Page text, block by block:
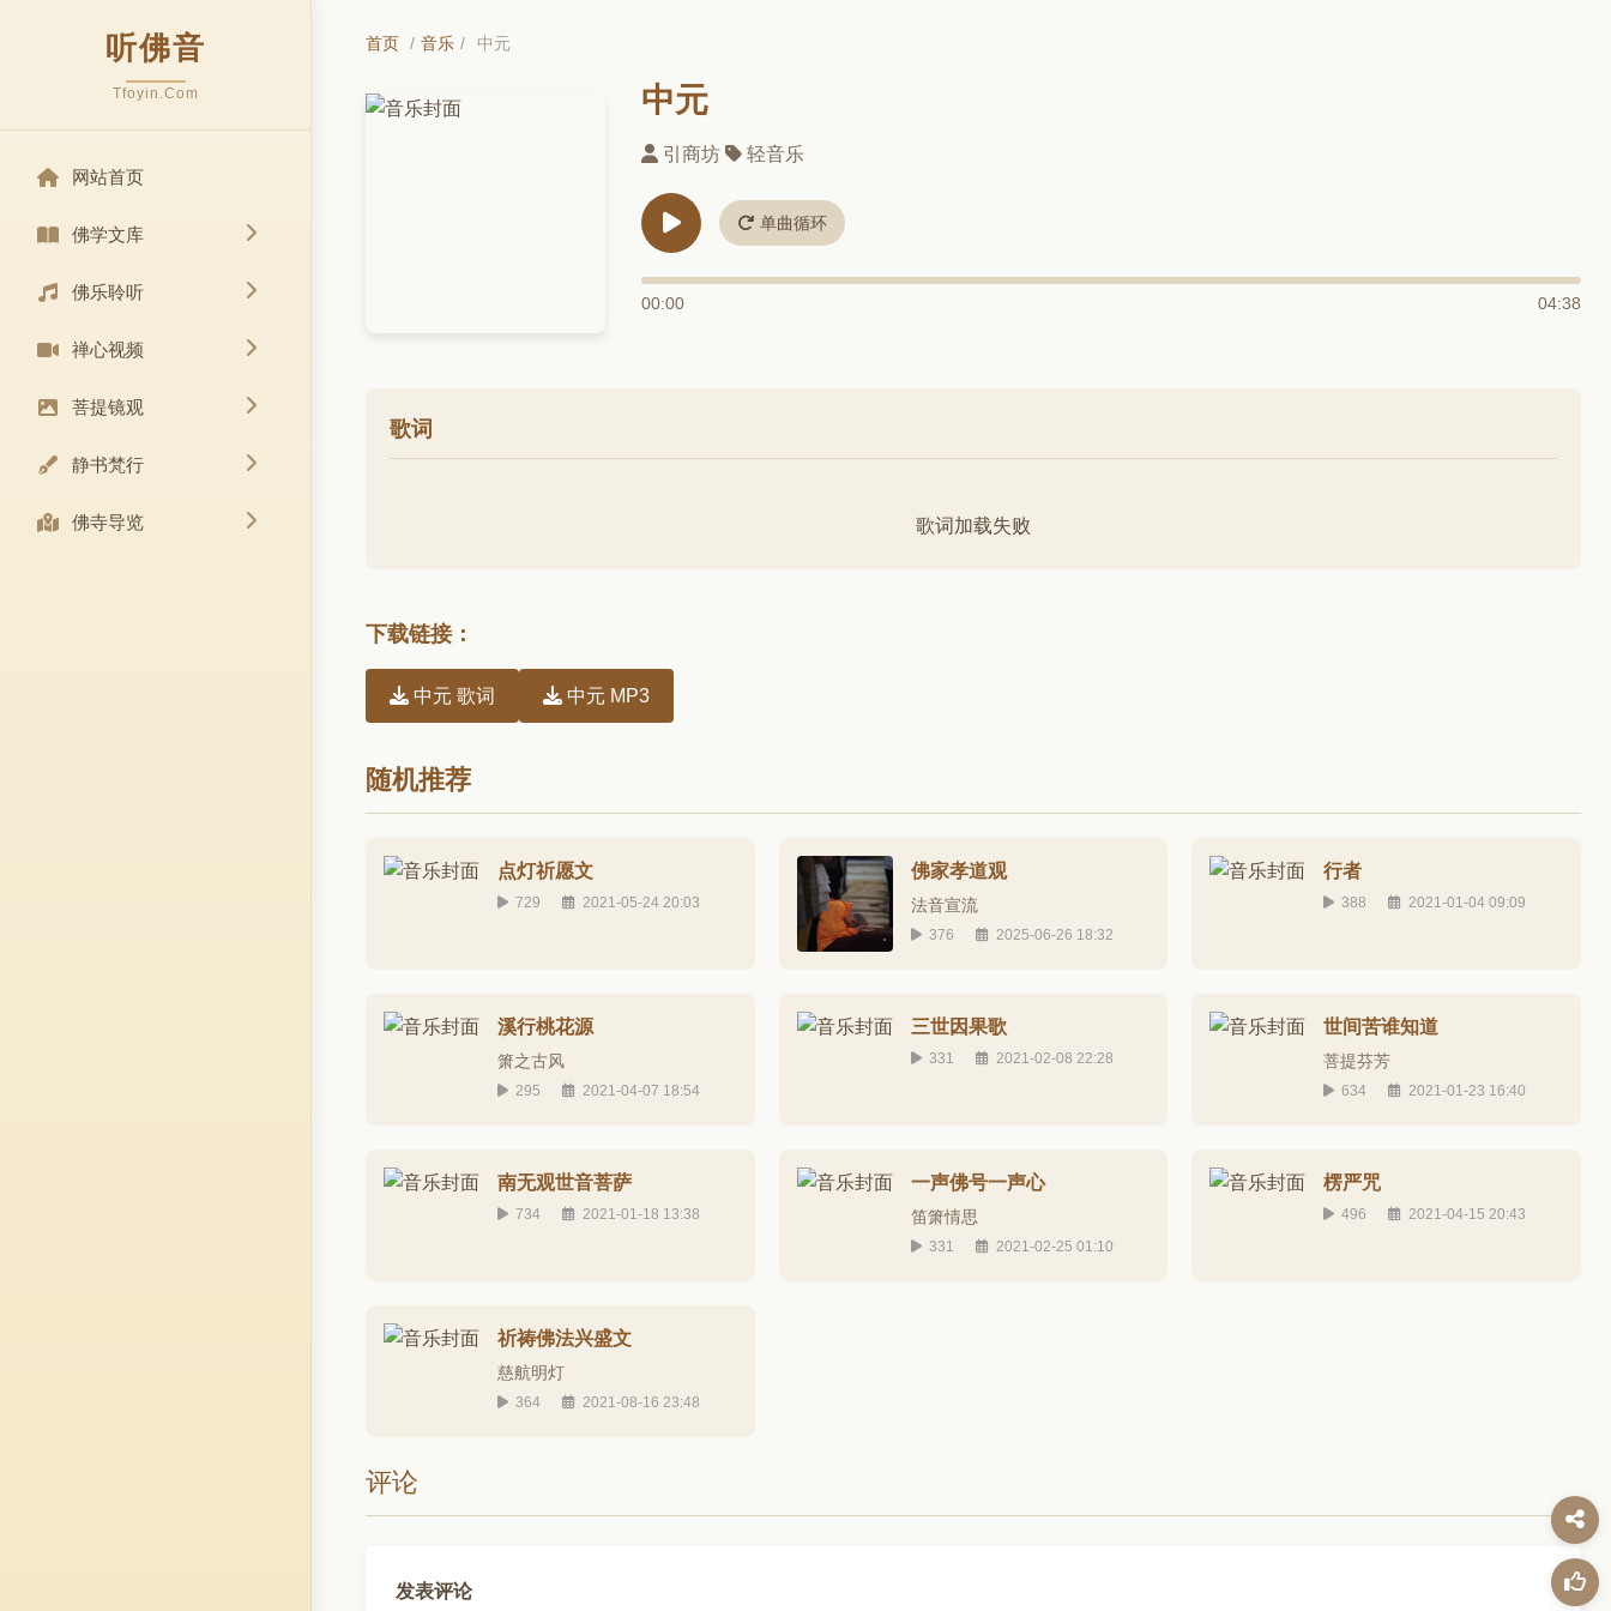
听佛音
Tfoyin.Com
网站首页
佛学文库
佛乐聆听
禅心视频
菩提镜观
静书梵行
佛寺导览
首页 / 音乐 / 中元
中元
引商坊 轻音乐
单曲循环
00:00 04:38
歌词
歌词加载失败
下载链接：
中元 歌词 中元 MP3
随机推荐
点灯祈愿文
729 2021-05-24 20:03
佛家孝道观
法音宣流
376 2025-06-26 18:32
行者
388 2021-01-04 09:09
溪行桃花源
箫之古风
295 2021-04-07 18:54
三世因果歌
331 2021-02-08 22:28
世间苦谁知道
菩提芬芳
634 2021-01-23 16:40
南无观世音菩萨
734 2021-01-18 13:38
一声佛号一声心
笛箫情思
331 2021-02-25 01:10
楞严咒
496 2021-04-15 20:43
祈祷佛法兴盛文
慈航明灯
364 2021-08-16 23:48
评论
发表评论